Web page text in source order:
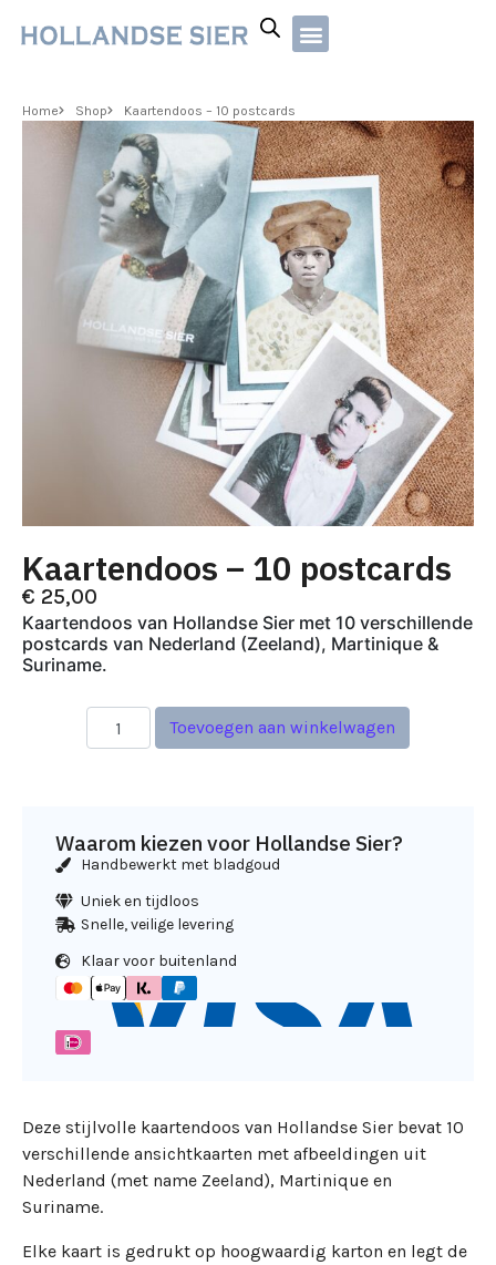
Home Shop Kaartendoos – 10 postcards
Kaartendoos – 10 postcards
Kaartendoos van Hollandse Sier met 10 verschillende
postcards van Nederland (Zeeland), Martinique &
Suriname.
€ 25,00
Toevoegen aan winkelwagen
Waarom kiezen voor Hollandse Sier?
Handbewerkt met bladgoud
Uniek en tijdloos
Snelle, veilige levering
Klaar voor buitenland
Deze stijlvolle kaartendoos van Hollandse Sier bevat 10
verschillende ansichtkaarten met afbeeldingen uit
Nederland (met name Zeeland), Martinique en
Suriname.
Elke kaart is gedrukt op hoogwaardig karton en legt de